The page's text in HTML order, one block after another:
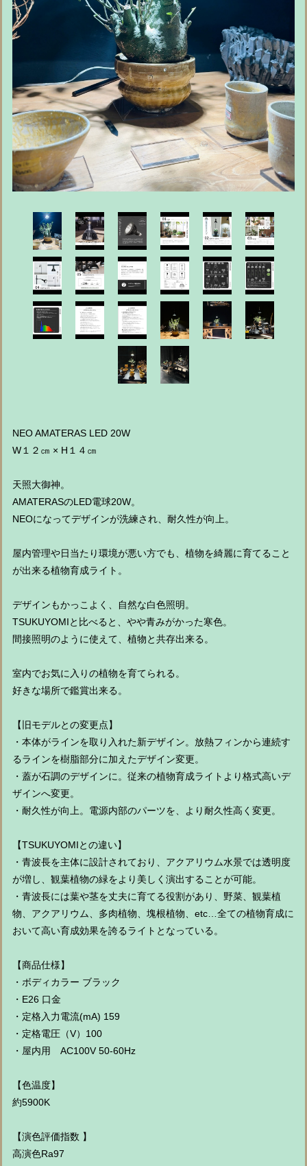
NEO AMATERAS LED 20W
W１２㎝ × H１４㎝
天照大御神。
AMATERASのLED電球20W。
NEOになってデザインが洗練され、耐久性が向上。
屋内管理や日当たり環境が悪い方でも、植物を綺麗に育てること
が出来る植物育成ライト。
デザインもかっこよく、自然な白色照明。
TSUKUYOMIと比べると、やや青みがかった寒色。
間接照明のように使えて、植物と共存出来る。
室内でお気に入りの植物を育てられる。
好きな場所で鑑賞出来る。
【旧モデルとの変更点】
・本体がラインを取り入れた新デザイン。放熱フィンから連続す
るラインを樹脂部分に加えたデザイン変更。
・蓋が石調のデザインに。従来の植物育成ライトより格式高いデ
ザインへ変更。
・耐久性が向上。電源内部のパーツを、より耐久性高く変更。
【TSUKUYOMIとの違い】
・青波長を主体に設計されており、アクアリウム水景では透明度
が増し、観葉植物の緑をより美しく演出することが可能。
・青波長には葉や茎を丈夫に育てる役割があり、野菜、観葉植
物、アクアリウム、多肉植物、塊根植物、etc…全ての植物育成に
おいて高い育成効果を誇るライトとなっている。
【商品仕様】
・ボディカラー ブラック
・E26 口金
・定格入力電流(mA) 159
・定格電圧（V）100
・屋内用 AC100V 50-60Hz
【色温度】
約5900K
【演色評価指数 】
高演色Ra97